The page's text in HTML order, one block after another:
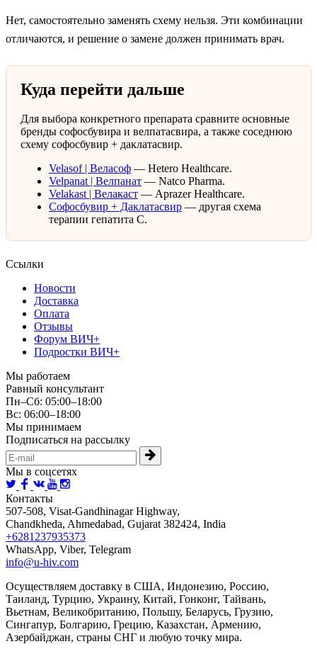
Нет, самостоятельно заменять схему нельзя. Эти комбинации
отличаются, и решение о замене должен принимать врач.
Куда перейти дальше
Для выбора конкретного препарата сравните основные
бренды софосбувира и велпатасвира, а также соседнюю
схему софосбувир + даклатасвир.
Velasof | Веласоф — Hetero Healthcare.
Velpanat | Велпанат — Natco Pharma.
Velakast | Велакаст — Aprazer Healthcare.
Софосбувир + Даклатасвир — другая схема
терапии гепатита C.
Ссылки
Новости
Доставка
Оплата
Отзывы
Форум ВИЧ+
Подростки ВИЧ+
Мы работаем
Равный консультант
Пн–Сб: 05:00–18:00
Вс: 06:00–18:00
Мы принимаем
Подписаться на рассылку
Мы в соцсетях
Контакты
507-508, Visat-Gandhinagar Highway,
Chandkheda, Ahmedabad, Gujarat 382424, India
+6281237935373
WhatsApp, Viber, Telegram
info@u-hiv.com
Осуществляем доставку в США, Индонезию, Россию,
Таиланд, Турцию, Украину, Китай, Гонконг, Тайвань,
Вьетнам, Великобританию, Польшу, Беларусь, Грузию,
Сингапур, Болгарию, Грецию, Казахстан, Армению,
Азербайджан, страны СНГ и любую точку мира.